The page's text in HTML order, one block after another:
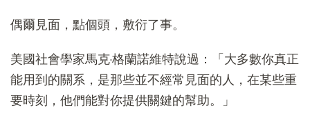
偶爾見面，點個頭，敷衍了事。
美國社會學家馬克·格蘭諾維特說過：「大多數你真正
能用到的關系，是那些並不經常見面的人，在某些重
要時刻，他們能對你提供關鍵的幫助。」